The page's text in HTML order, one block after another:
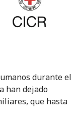
durante el
han dejado
que hasta